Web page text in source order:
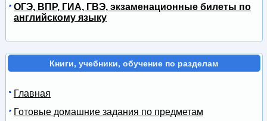
ОГЭ, ВПР, ГИА, ГВЭ, экзаменационные билеты по
английскому языку
Книги, учебники, обучение по разделам
Главная
Готовые домашние задания по предметам